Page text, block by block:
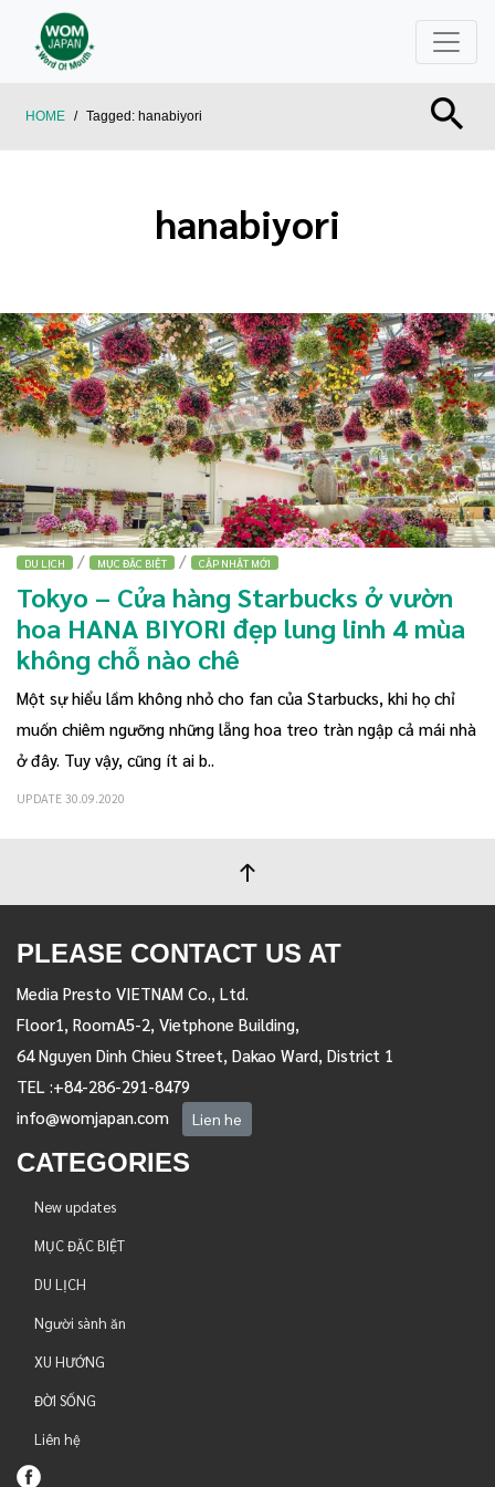
HOME / Tagged: hanabiyori
hanabiyori
DU LỊCH / MỤC ĐẶC BIỆT / CẬP NHẬT MỚI
Tokyo – Cửa hàng Starbucks ở vườn
hoa HANA BIYORI đẹp lung linh 4 mùa
không chỗ nào chê
Một sự hiểu lầm không nhỏ cho fan của Starbucks, khi họ chỉ
muốn chiêm ngưỡng những lẵng hoa treo tràn ngập cả mái nhà
ở đây. Tuy vậy, cũng ít ai b..
UPDATE 30.09.2020
PLEASE CONTACT US AT
Media Presto VIETNAM Co., Ltd.
Floor1, RoomA5-2, Vietphone Building,
64 Nguyen Dinh Chieu Street, Dakao Ward, District 1
TEL :+84-286-291-8479
info@womjapan.com
Lien he
CATEGORIES
New updates
MỤC ĐẶC BIỆT
DU LỊCH
Người sành ăn
XU HƯỚNG
ĐỜI SỐNG
Liên hệ